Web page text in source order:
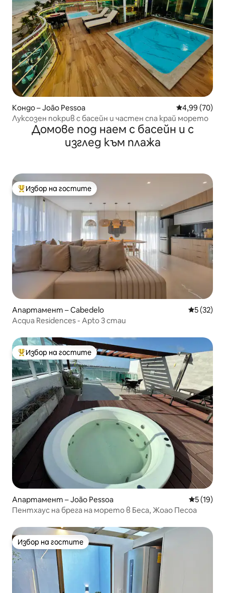
Кондо – João Pessoa Средна
4,99 (70)
Луксозен покрив с басейн и частен спа край морето
Домове под наем с басейн и с
изглед към плажа
Най-популярен избор на гостите
Избор на гостите
Апартамент – Cabedelo Средна
5 (32)
Acqua Residences - Apto 3 стаи
Най-популярен избор на гостите
Избор на гостите
Апартамент – João Pessoa Средна
5 (19)
Пентхаус на брега на морето в Беса, Жоао Песоа
Избор на гостите
Избор на гостите